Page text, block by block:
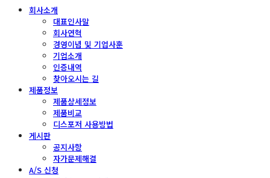
회사소개
대표인사말
회사연혁
경영이념 및 기업사훈
기업소개
인증내역
찾아오시는 길
제품정보
제품상세정보
제품비교
디스포저 사용방법
게시판
공지사항
자가문제해결
A/S 신청